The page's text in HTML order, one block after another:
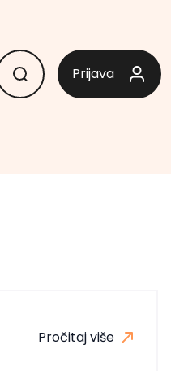
Prijava
Pročitaj više